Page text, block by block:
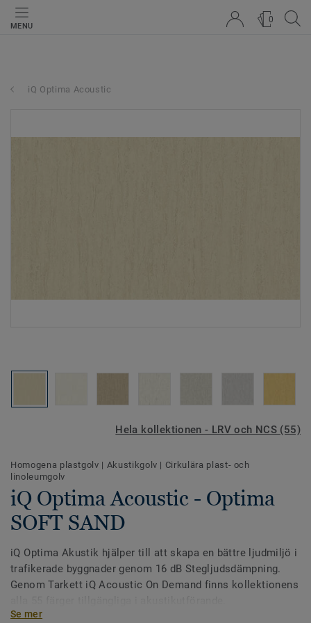
MENU
0
iQ Optima Acoustic
Hela kollektionen - LRV och NCS (55)
Homogena plastgolv | Akustikgolv | Cirkulära plast- och
linoleumgolv
iQ Optima Acoustic - Optima
SOFT SAND
iQ Optima Akustik hjälper till att skapa en bättre ljudmiljö i
trafikerade byggnader genom 16 dB Stegljudsdämpning.
Genom Tarkett iQ Acoustic On Demand finns kollektionens
Se mer